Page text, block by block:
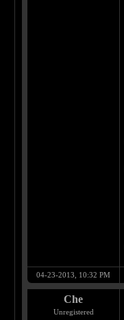
04-23-2013, 10:32 PM
Che
Unregistered